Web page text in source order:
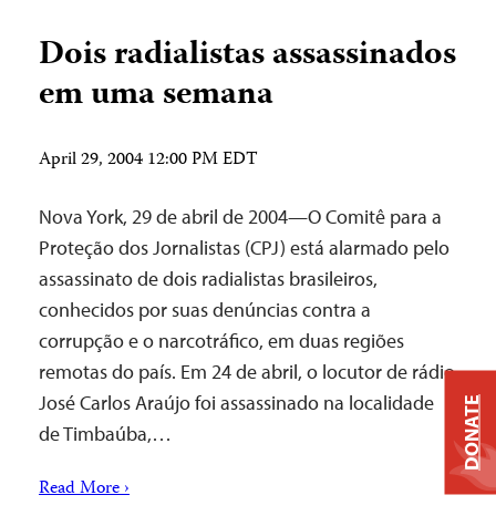
Dois radialistas assassinados
em uma semana
April 29, 2004 12:00 PM EDT
Nova York, 29 de abril de 2004—O Comitê para a
Proteção dos Jornalistas (CPJ) está alarmado pelo
assassinato de dois radialistas brasileiros,
conhecidos por suas denúncias contra a
corrupção e o narcotráfico, em duas regiões
remotas do país. Em 24 de abril, o locutor de rádio
José Carlos Araújo foi assassinado na localidade
de Timbaúba,…
Read More ›
DONATE